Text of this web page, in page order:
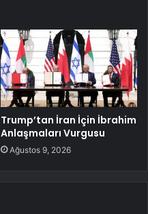
Trump’tan İran İçin İbrahim
Anlaşmaları Vurgusu
Ağustos 9, 2026